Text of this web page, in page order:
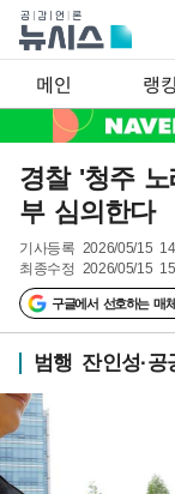
메인 랭킹
경찰 '청주
부 심의한다
기사등록 2026/05/15
최종수정 2026/05/15
구글에서 선호하는 매
범행 잔인성·